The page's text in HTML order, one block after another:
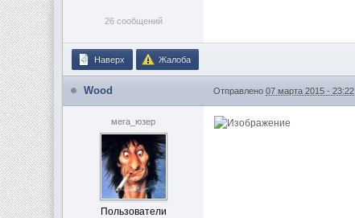
26 сообщений
Наверх Жалоба
Wood Отправлено07 марта 2015 - 23:22
мега_юзер
Пользователи